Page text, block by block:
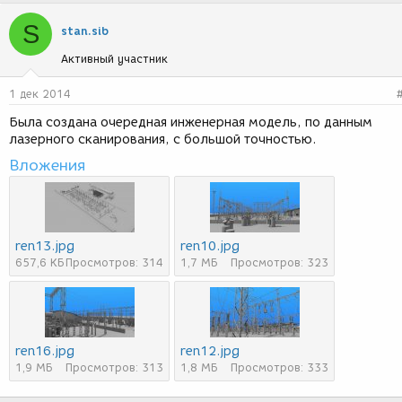
S stan.sib
Активный участник
1 дек 2014
Была создана очередная инженерная модель, по данным
лазерного сканирования, с большой точностью.
Вложения
ren13.jpg
657,6 КБ Просмотров: 314
ren10.jpg
1,7 МБ Просмотров: 323
ren16.jpg
1,9 МБ Просмотров: 313
ren12.jpg
1,8 МБ Просмотров: 333